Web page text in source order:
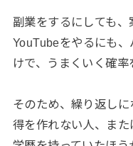
副業をするにしても
YouTubeをやるにも
けで、うまくいく確率
そのため、繰り返し
得を作れない人、ま